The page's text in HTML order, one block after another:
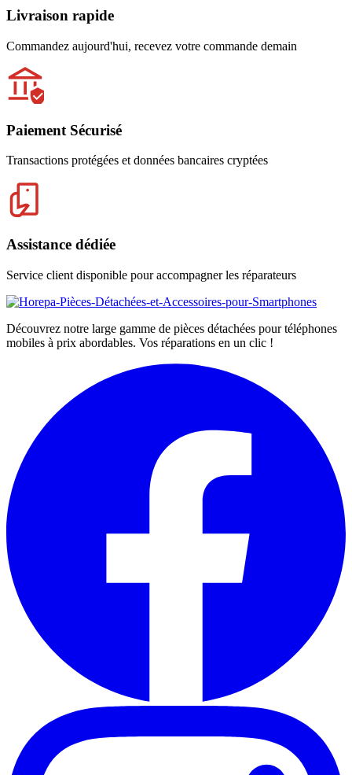
Livraison rapide
Commandez aujourd'hui, recevez votre commande demain
Paiement Sécurisé
Transactions protégées et données bancaires cryptées
Assistance dédiée
Service client disponible pour accompagner les réparateurs
Découvrez notre large gamme de pièces détachées pour téléphones
mobiles à prix abordables. Vos réparations en un clic !